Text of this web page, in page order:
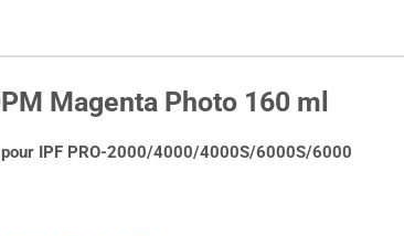
Magenta Photo 160 ml
IPF PRO-2000/4000/4000S/6000S/6000